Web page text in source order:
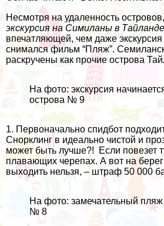
Несмотря на удаленность
экскурсия на Симиланы в Тайланде
впечатляющей, чем даже экскурсия
снимался фильм “Пляж”.
раскручены как прочие острова
На фото: экскурсия
острова № 9
1. Первоначально спидбот
Снорклинг в идеально чистой и
может быть лучше?! Если повезет
плавающих черепах. А вот на берег
выходить нельзя, – штраф 50 000
На фото: замечательный
№ 8